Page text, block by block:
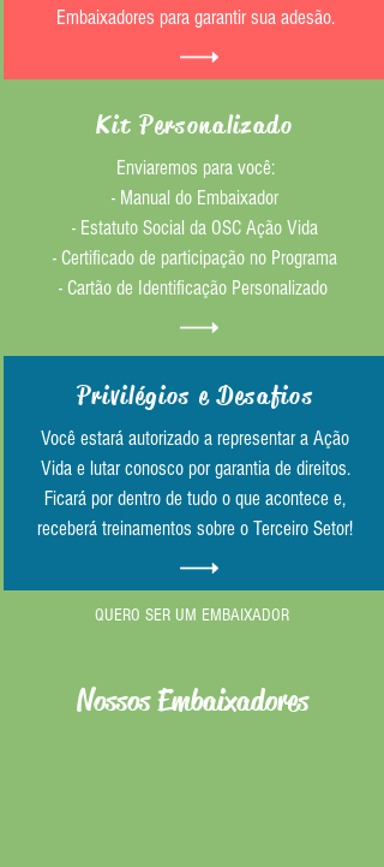
Embaixadores para garantir sua adesão.
Kit Personalizado
Enviaremos para você:
- Manual do Embaixador
- Estatuto Social da OSC Ação Vida
- Certificado de participação no Programa
- Cartão de Identificação Personalizado
Privilégios e Desafios
Você estará autorizado a representar a Ação
Vida e lutar conosco por garantia de direitos.
Ficará por dentro de tudo o que acontece e,
receberá treinamentos sobre o Terceiro Setor!
QUERO SER UM EMBAIXADOR
Nossos Embaixadores